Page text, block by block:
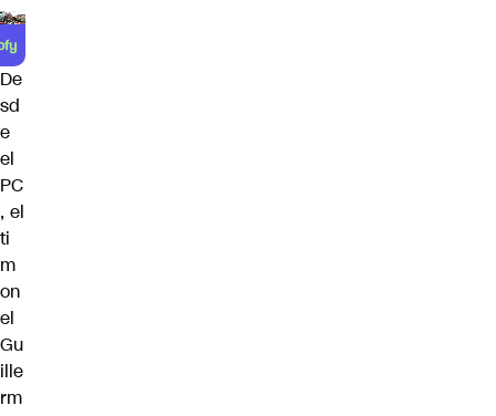
De
sd
e
el
PC
, el
ti
m
on
el
Gu
ille
rm